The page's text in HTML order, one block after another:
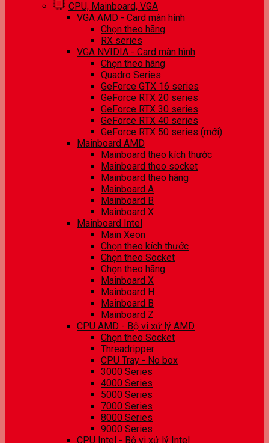
CPU, Mainboard, VGA
VGA AMD - Card màn hình
Chọn theo hãng
RX series
VGA NVIDIA - Card màn hình
Chọn theo hãng
Quadro Series
GeForce GTX 16 series
GeForce RTX 20 series
GeForce RTX 30 series
GeForce RTX 40 series
GeForce RTX 50 series (mới)
Mainboard AMD
Mainboard theo kích thước
Mainboard theo socket
Mainboard theo hãng
Mainboard A
Mainboard B
Mainboard X
Mainboard Intel
Main Xeon
Chọn theo kích thước
Chọn theo Socket
Chọn theo hãng
Mainboard X
Mainboard H
Mainboard B
Mainboard Z
CPU AMD - Bộ vi xử lý AMD
Chọn theo Socket
Threadripper
CPU Tray - No box
3000 Series
4000 Series
5000 Series
7000 Series
8000 Series
9000 Series
CPU Intel - Bộ vi xử lý Intel